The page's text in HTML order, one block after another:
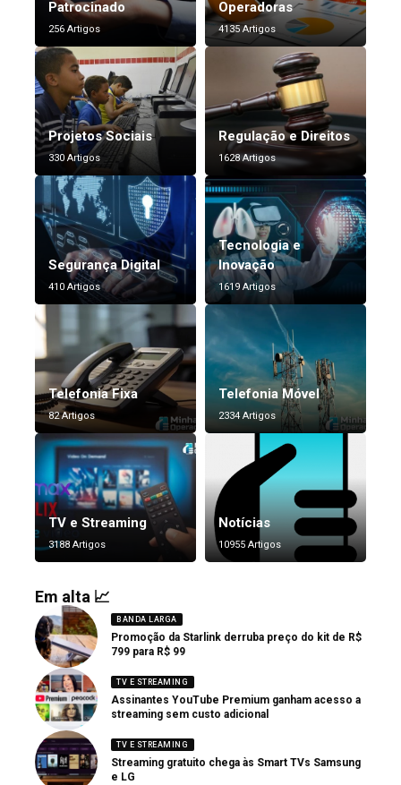
Patrocinado
256 Artigos
Operadoras
4135 Artigos
Projetos Sociais
330 Artigos
Regulação e Direitos
1628 Artigos
Segurança Digital
410 Artigos
Tecnologia e
Inovação
1619 Artigos
Telefonia Fixa
82 Artigos
Telefonia Móvel
2334 Artigos
TV e Streaming
3188 Artigos
Notícias
10955 Artigos
Em alta 📈
BANDA LARGA
Promoção da Starlink derruba preço do kit de R$
799 para R$ 99
TV E STREAMING
Assinantes YouTube Premium ganham acesso a
streaming sem custo adicional
TV E STREAMING
Streaming gratuito chega às Smart TVs Samsung
e LG